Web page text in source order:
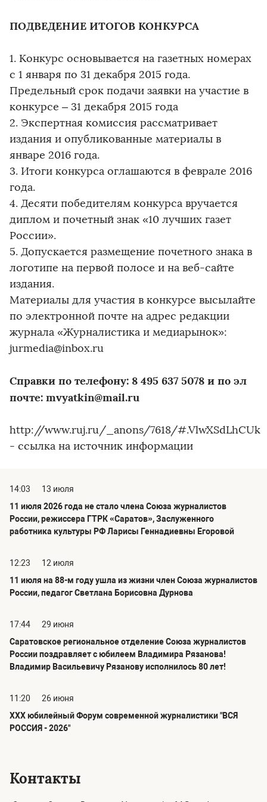
ПОДВЕДЕНИЕ ИТОГОВ КОНКУРСА
1. Конкурс основывается на газетных номерах
с 1 января по 31 декабря 2015 года.
Предельный срок подачи заявки на участие в
конкурсе – 31 декабря 2015 года
2. Экспертная комиссия рассматривает
издания и опубликованные материалы в
январе 2016 года.
3. Итоги конкурса оглашаются в феврале 2016
года.
4. Десяти победителям конкурса вручается
диплом и почетный знак «10 лучших газет
России».
5. Допускается размещение почетного знака в
логотипе на первой полосе и на веб-сайте
издания.
Материалы для участия в конкурсе высылайте
по электронной почте на адрес редакции
журнала «Журналистика и медиарынок»:
jurmedia@inbox.ru
Справки по телефону: 8 495 637 5078 и по эл
почте: mvyatkin@mail.ru
http://www.ruj.ru/_anons/7618/#.VlwXSdLhCUk
- ссылка на источник информации
14:03
13 июля
11 июля 2026 года не стало члена Союза журналистов
России, режиссера ГТРК «Саратов», Заслуженного
работника культуры РФ Ларисы Геннадиевны Егоровой
12:23
12 июля
11 июля на 88-м году ушла из жизни член Союза журналистов
России, педагог Светлана Борисовна Дурнова
17:44
29 июня
Саратовское региональное отделение Союза журналистов
России поздравляет с юбилеем Владимира Рязанова!
Владимир Васильевичу Рязанову исполнилось 80 лет!
11:20
26 июня
ХХХ юбилейный Форум современной журналистики "ВСЯ
РОССИЯ - 2026"
Контакты